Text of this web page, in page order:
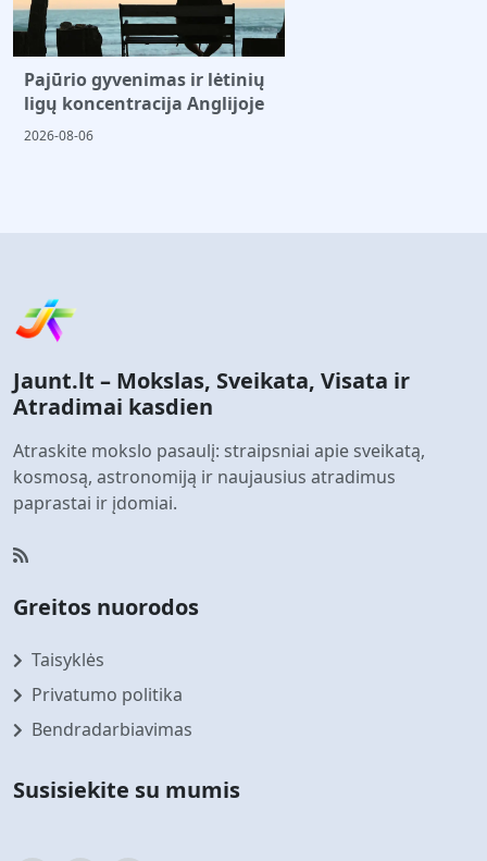
Pajūrio gyvenimas ir lėtinių
ligų koncentracija Anglijoje
2026-08-06
Jaunt.lt – Mokslas, Sveikata, Visata ir
Atradimai kasdien
Atraskite mokslo pasaulį: straipsniai apie sveikatą,
kosmosą, astronomiją ir naujausius atradimus
paprastai ir įdomiai.
Greitos nuorodos
Taisyklės
Privatumo politika
Bendradarbiavimas
Susisiekite su mumis